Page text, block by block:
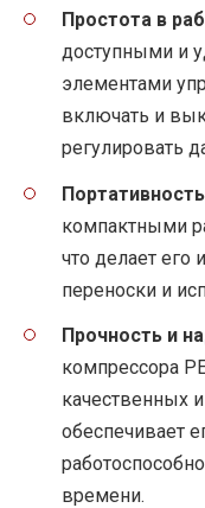
Простота в
доступными и
элементами
включать и
регулировать
компактными
что делает
переноски и
Прочность и
компрессора
качественных
обеспечивает
времени.